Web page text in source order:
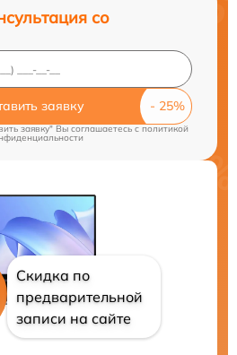
со
заявку
заявку" Вы соглашаетесь cполитикой
Скидка по
предварительной
записи на сайте